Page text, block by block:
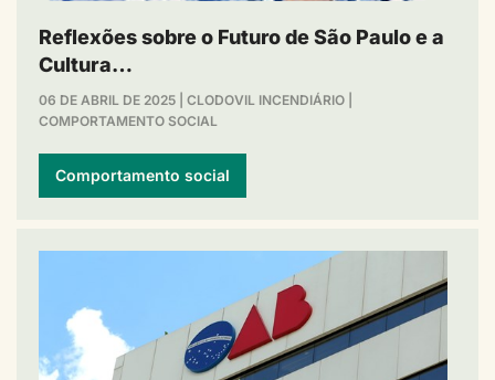
Reflexões sobre o Futuro de São Paulo e a
Cultura…
06 DE ABRIL DE 2025 CLODOVIL INCENDIÁRIO
COMPORTAMENTO SOCIAL
Comportamento social